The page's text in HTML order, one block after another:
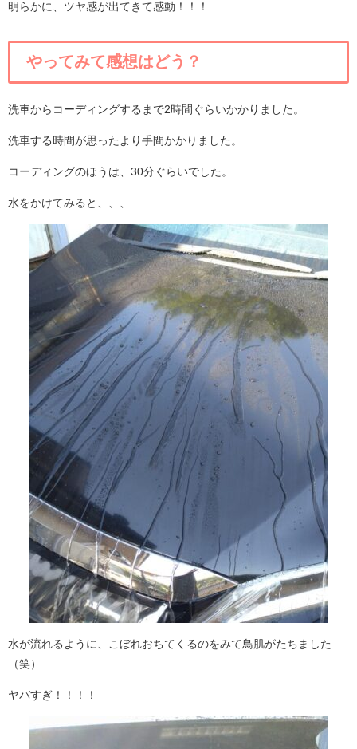
明らかに、ツヤ感が出てきて感動！！！
やってみて感想はどう？
洗車からコーディングするまで2時間ぐらいかかりました。
洗車する時間が思ったより手間かかりました。
コーディングのほうは、30分ぐらいでした。
水をかけてみると、、、
水が流れるように、こぼれおちてくるのをみて鳥肌がたちました
（笑）
ヤバすぎ！！！！